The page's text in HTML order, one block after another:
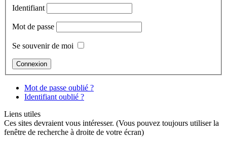
Identifiant
Mot de passe
Se souvenir de moi
Mot de passe oublié ?
Identifiant oublié ?
Liens utiles
Ces sites devraient vous intéresser. (Vous pouvez toujours utiliser la
fenêtre de recherche à droite de votre écran)